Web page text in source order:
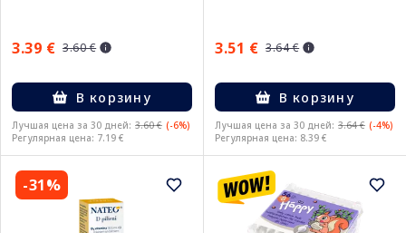
3.39 € 3.60 €
В корзину
Лучшая цена за 30 дней: 3.60 € (-6%)
Регулярная цена: 7.19 €
3.51 € 3.64 €
В корзину
Лучшая цена за 30 дней: 3.64 € (-4%)
Регулярная цена: 8.39 €
-31%